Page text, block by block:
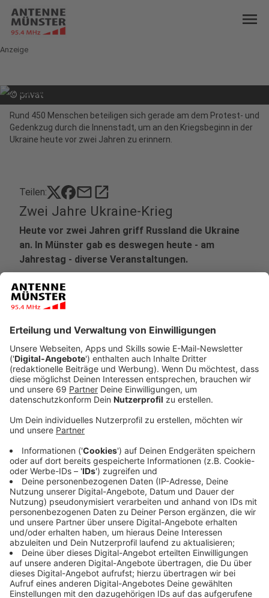
menu
Anzeige
© privat
Rund 450 Menschen beteiligen sich gerade am dem Protest- und
Gedenkzug durch die Innenstadt, um an den Kriegsbeginn in der
Ukraine heute vor zwei Jahren zu erinnern.
Teilen: mailopen_in_new
Zwei Jahre Ukraine-Krieg
Heute vor zwei Jahren griff Russland die Ukraine
an. In Münster gab es deswegen heute - am
Jahrestag - diverse Veranstaltungen.
Veröffentlicht:
Vor zwei Jahren (24. Februar 2022) hat Russland die
Ukraine angegriffen. Heute (24. Februar 2024) rief
die Ukrainische Gemeinde in Münster deshalb zu einer
Protest- und Gedenkveranstaltung auf. Beginn war um
11:30 Uhr an den Aasee-Kugeln. Zunächst waren gut
150 Menschen am Aasee mit dabei. Mit der Zeit füllte
sich aber der Platz am Treffpunkt - sodass am Ende
rund 450 Menschen loszogen auf den Protest-Marsch
gegen den russischen Angriffskrieg und für Frieden.
Trotz Regen zu Beginn zog der Protest- und
Gedenkzug durch die Stadt zum Rathaus. Dort gab es
gegen 14:00 Uhr eine Abschlusskundgebung mit
mehreren Redebeiträgen.
Heute Abend lud das Netzwerk "Ukrainian Studies" der
Universität Münster zudem zu einer öffentlichen
Podiumsdiskussion in die Aula des Schlosses ein.